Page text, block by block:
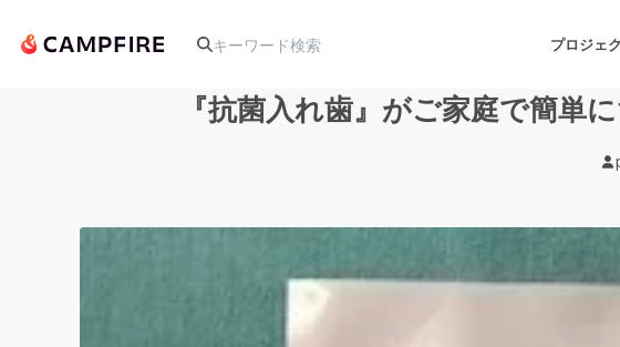
プロジェ
アート・写真
テクノロジー・ガジェット ゲーム・サー
『抗菌入れ歯』がご家庭で簡単